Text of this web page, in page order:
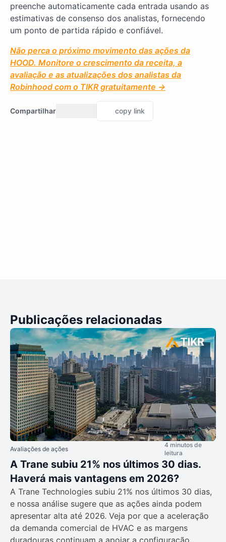
preenche automaticamente cada entrada usando as
estimativas de consenso dos analistas, fornecendo
um ponto de partida rápido e confiável.
Não perca o próximo movimento das ações da
HOOD. Monitore o crescimento da receita, a
avaliação e as atualizações dos analistas da
Robinhood com o TIKR gratuitamente →
Compartilhar copy link
Publicações relacionadas
Avaliações de ações
4 minutos de
leitura
A Trane subiu 21% nos últimos 30 dias.
Haverá mais vantagens em 2026?
A Trane Technologies subiu 21% nos últimos 30 dias,
e nossa análise sugere que as ações ainda podem
apresentar alta até 2026. Veja por que a aceleração
da demanda comercial de HVAC e as margens